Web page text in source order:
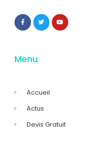
Menu
Accueil
Actus
Devis Gratuit